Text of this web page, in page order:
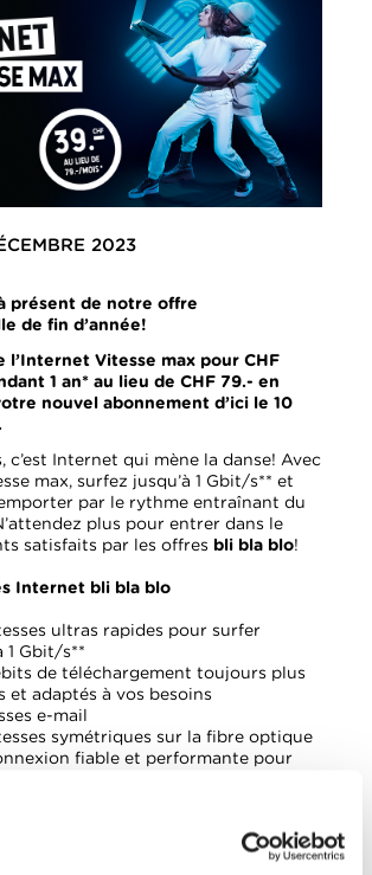
2023
présent de notre offre
de fin d’année!
l’Internet Vitesse max pour CHF
1 an* au lieu de CHF 79.- en
nouvel abonnement d’ici le 10
c’est Internet qui mène la danse! Avec
max, surfez jusqu’à 1 Gbit/s** et
par le rythme entraînant du
plus pour entrer dans le
satisfaits par les offres bli bla blo!
Internet bli bla blo
ultras rapides pour surfer
1 Gbit/s**
de téléchargement toujours plus
et adaptés à vos besoins
e-mail
symétriques sur la fibre optique
fiable et performante pour
la protection maximale
permet de bloquer l’accès à des